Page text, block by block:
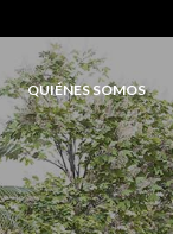
QUIÉNES SOMOS